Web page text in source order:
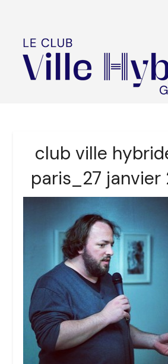
club ville
paris_27 janvier